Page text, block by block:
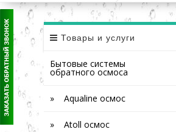
Товары и услуги
Бытовые системы
обратного осмоса
» Aqualine осмос
» Atoll осмос